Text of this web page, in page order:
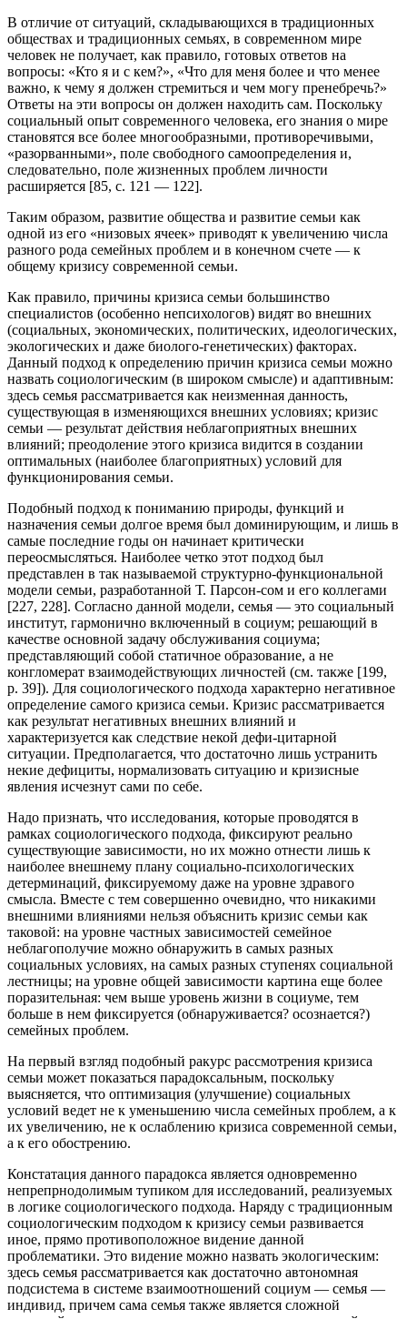
В отличие от ситуаций, складывающихся в традиционных
обществах и традиционных семьях, в современном мире
человек не получает, как правило, готовых ответов на
вопросы: «Кто я и с кем?», «Что для меня более и что менее
важно, к чему я должен стремиться и чем могу пренебречь?»
Ответы на эти вопросы он должен находить сам. Поскольку
социальный опыт современного человека, его знания о мире
становятся все более многообразными, противоречивыми,
«разорванными», поле свободного самоопределения и,
следовательно, поле жизненных проблем личности
расширяется [85, с. 121 — 122].
Таким образом, развитие общества и развитие семьи как
одной из его «низовых ячеек» приводят к увеличению числа
разного рода семейных проблем и в конечном счете — к
общему кризису современной семьи.
Как правило, причины кризиса семьи большинство
специалистов (особенно непсихологов) видят во внешних
(социальных, экономических, политических, идеологических,
экологических и даже биолого-генетических) факторах.
Данный подход к определению причин кризиса семьи можно
назвать социологическим (в широком смысле) и адаптивным:
здесь семья рассматривается как неизменная данность,
существующая в изменяющихся внешних условиях; кризис
семьи — результат действия неблагоприятных внешних
влияний; преодоление этого кризиса видится в создании
оптимальных (наиболее благоприятных) условий для
функционирования семьи.
Подобный подход к пониманию природы, функций и
назначения семьи долгое время был доминирующим, и лишь в
самые последние годы он начинает критически
переосмысляться. Наиболее четко этот подход был
представлен в так называемой структурно-функциональной
модели семьи, разработанной Т. Парсон-сом и его коллегами
[227, 228]. Согласно данной модели, семья — это социальный
институт, гармонично включенный в социум; решающий в
качестве основной задачу обслуживания социума;
представляющий собой статичное образование, а не
конгломерат взаимодействующих личностей (см. также [199,
р. 39]). Для социологического подхода характерно негативное
определение самого кризиса семьи. Кризис рассматривается
как результат негативных внешних влияний и
характеризуется как следствие некой дефи-цитарной
ситуации. Предполагается, что достаточно лишь устранить
некие дефициты, нормализовать ситуацию и кризисные
явления исчезнут сами по себе.
Надо признать, что исследования, которые проводятся в
рамках социологического подхода, фиксируют реально
существующие зависимости, но их можно отнести лишь к
наиболее внешнему плану социально-психологических
детерминаций, фиксируемому даже на уровне здравого
смысла. Вместе с тем совершенно очевидно, что никакими
внешними влияниями нельзя объяснить кризис семьи как
таковой: на уровне частных зависимостей семейное
неблагополучие можно обнаружить в самых разных
социальных условиях, на самых разных ступенях социальной
лестницы; на уровне общей зависимости картина еще более
поразительная: чем выше уровень жизни в социуме, тем
больше в нем фиксируется (обнаруживается? осознается?)
семейных проблем.
На первый взгляд подобный ракурс рассмотрения кризиса
семьи может показаться парадоксальным, поскольку
выясняется, что оптимизация (улучшение) социальных
условий ведет не к уменьшению числа семейных проблем, а к
их увеличению, не к ослаблению кризиса современной семьи,
а к его обострению.
Констатация данного парадокса является одновременно
непрепрнодолимым тупиком для исследований, реализуемых
в логике социологического подхода. Наряду с традиционным
социологическим подходом к кризису семьи развивается
иное, прямо противоположное видение данной
проблематики. Это видение можно назвать экологическим:
здесь семья рассматривается как достаточно автономная
подсистема в системе взаимоотношений социум — семья —
индивид, причем сама семья также является сложной